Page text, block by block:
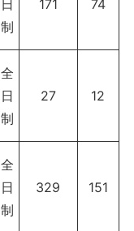
日
制
171 74
全
日
制
27 12
全
日
制
329 151